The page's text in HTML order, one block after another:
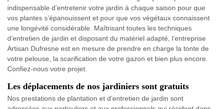
indispensable d’entretenir votre jardin à chaque saison pour que
vos plantes s’épanouissent et pour que vos végétaux connaissent
une longévité considérable. Maîtrisant toutes les techniques
d’entretien de jardin et disposant du matériel adapté, l’entreprise
Artisan Dufresne est en mesure de prendre en charge la tonte de
votre pelouse, la scarification de votre gazon et bien plus encore.
Confiez-nous votre projet.
Les déplacements de nos jardiniers sont gratuits
Nos prestations de plantation et d’entretien de jardin sont